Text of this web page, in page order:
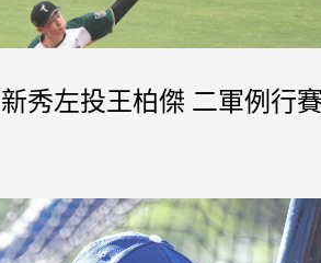
秀左投王柏傑 二軍例行